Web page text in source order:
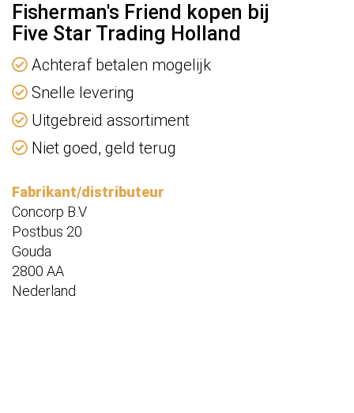
Fisherman's Friend kopen bij
Five Star Trading Holland
Achteraf betalen mogelijk
Snelle levering
Uitgebreid assortiment
Niet goed, geld terug
Fabrikant/distributeur
Concorp B.V
Postbus 20
Gouda
2800 AA
Nederland